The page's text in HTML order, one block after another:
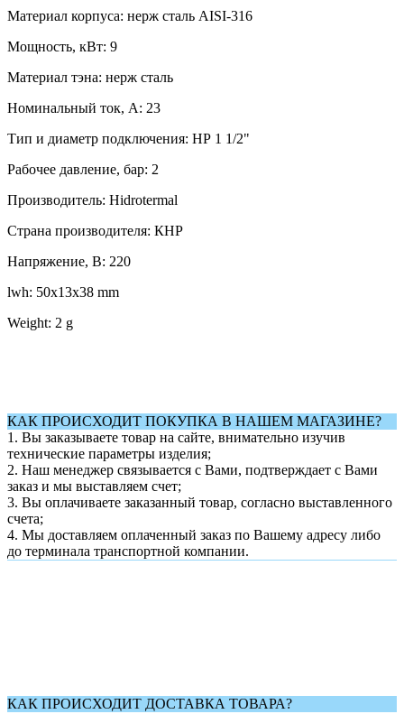
Материал корпуса: нерж сталь AISI-316
Мощность, кВт: 9
Материал тэна: нерж сталь
Номинальный ток, А: 23
Тип и диаметр подключения: НР 1 1/2"
Рабочее давление, бар: 2
Производитель: Hidrotermal
Страна производителя: КНР
Напряжение, В: 220
lwh: 50x13x38 mm
Weight: 2 g
КАК ПРОИСХОДИТ ПОКУПКА В НАШЕМ МАГАЗИНЕ?
1. Вы заказываете товар на сайте, внимательно изучив
технические параметры изделия;
2. Наш менеджер связывается с Вами, подтверждает с Вами
заказ и мы выставляем счет;
3. Вы оплачиваете заказанный товар, согласно выставленного
счета;
4. Мы доставляем оплаченный заказ по Вашему адресу либо
до терминала транспортной компании.
КАК ПРОИСХОДИТ ДОСТАВКА ТОВАРА?